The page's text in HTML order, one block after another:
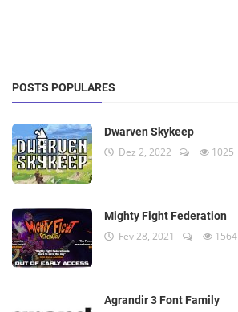
POSTS POPULARES
Dwarven Skykeep
Dez 2, 2022 1025
Mighty Fight Federation
Fev 28, 2021 1564
Agrandir 3 Font Family